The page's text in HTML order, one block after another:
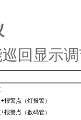
回显示
报警点（灯报警）
报警点（数码管）